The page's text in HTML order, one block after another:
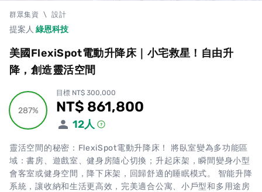
群眾集資 \ 設計
提案人 綠恩科技
美國FlexiSpot電動升降床｜小宅救星！自由升
降，創造靈活空間
287%
287%
目標 NT$ 300,000
累計集資金額
NT$ 861,800
12人
靈活空間的秘密：FlexiSpot電動升降床！ 將臥室變為多功能區
域：書房、遊戲室、健身房隨心切換；升起床架，瞬間變身小型
會客室或健身空間，降下床架，回歸舒適的睡眠模式。 智能升降
系統，讓收納和生活更高效，完美適合公寓、小戶型和多用途房